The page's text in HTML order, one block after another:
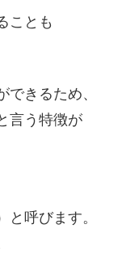
ことも
きるため、
言う特徴が
呼びます。